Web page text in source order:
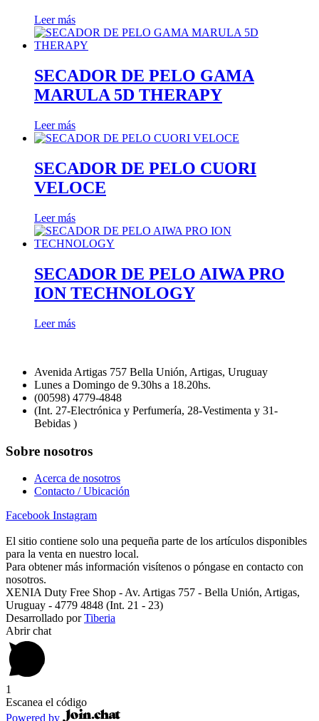
Leer más
SECADOR DE PELO GAMA
MARULA 5D THERAPY
Leer más
SECADOR DE PELO CUORI
VELOCE
Leer más
SECADOR DE PELO AIWA PRO
ION TECHNOLOGY
Leer más
Avenida Artigas 757 Bella Unión, Artigas, Uruguay
Lunes a Domingo de 9.30hs a 18.20hs.
(00598) 4779-4848
(Int. 27-Electrónica y Perfumería, 28-Vestimenta y 31-
Bebidas )
Sobre nosotros
Acerca de nosotros
Contacto / Ubicación
Facebook Instagram
El sitio contiene solo una pequeña parte de los artículos disponibles
para la venta en nuestro local.
Para obtener más información visítenos o póngase en contacto con
nosotros.
XENIA Duty Free Shop - Av. Artigas 757 - Bella Unión, Artigas,
Uruguay - 4779 4848 (Int. 21 - 23)
Desarrollado porTiberia
Abrir chat
1
Escanea el código
Powered by